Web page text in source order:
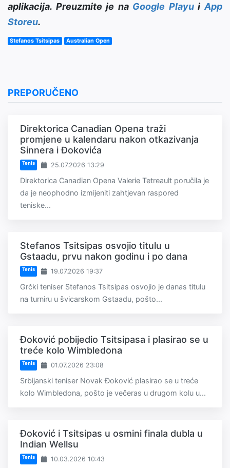
aplikacija. Preuzmite je na Google PlayuiApp
Storeu.
Stefanos Tsitsipas Australian Open
PREPORUČENO
Direktorica Canadian Opena traži
promjene u kalendaru nakon otkazivanja
Sinnera i Đokovića
Tenis 25.07.2026 13:29
Direktorica Canadian Opena Valerie Tetreault poručila je
da je neophodno izmijeniti zahtjevan raspored
teniske...
Stefanos Tsitsipas osvojio titulu u
Gstaadu, prvu nakon godinu i po dana
Tenis 19.07.2026 19:37
Grčki teniser Stefanos Tsitsipas osvojio je danas titulu
na turniru u švicarskom Gstaadu, pošto...
Đoković pobijedio Tsitsipasa i plasirao se u
treće kolo Wimbledona
Tenis 01.07.2026 23:08
Srbijanski teniser Novak Đoković plasirao se u treće
kolo Wimbledona, pošto je večeras u drugom kolu u...
Đoković i Tsitsipas u osmini finala dubla u
Indian Wellsu
Tenis 10.03.2026 10:43